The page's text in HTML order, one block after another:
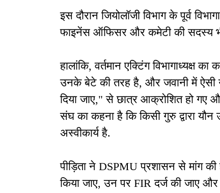
इस दौरान जियोलॉजी विभाग के पूर्व
फाइनेंस ऑफिसर और कमेटी की सदस्य
हालांकि, वर्तमान एक्टिंग विभागाध्यक्ष
उनके बेटे की तरह है, और जवानी में ऐसी
दिया जाए," से छात्र आक्रोशित हो गए और
संघ का कहना है कि किसी गुरु द्वारा यौन
अस्वीकार्य है.
पीड़िता ने DSPMU प्रशासन से मांग की
किया जाए, उन पर FIR दर्ज की जाए